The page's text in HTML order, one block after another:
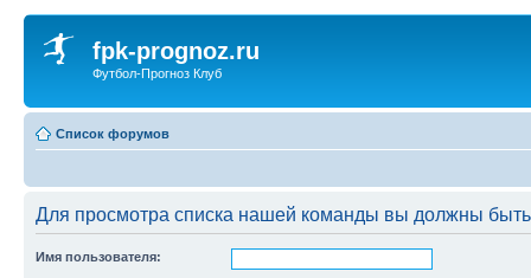
fpk-prognoz.ru
Футбол-Прогноз Клуб
Список форумов
Для просмотра списка нашей команды вы должны
Имя пользователя: